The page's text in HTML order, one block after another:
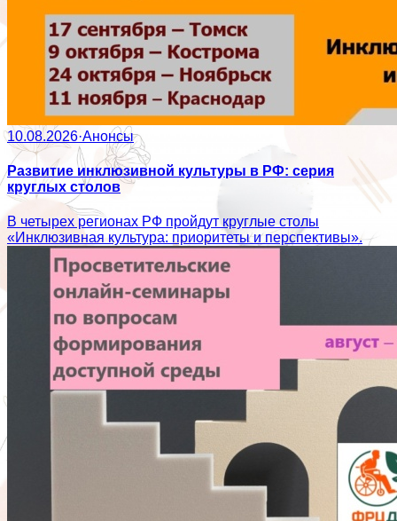
10.08.2026·Анонсы
Развитие инклюзивной культуры в РФ: серия
круглых столов
В четырех регионах РФ пройдут круглые столы
«Инклюзивная культура: приоритеты и перспективы».